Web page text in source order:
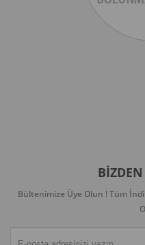
Bültenimize Üye Olun ! Tüm